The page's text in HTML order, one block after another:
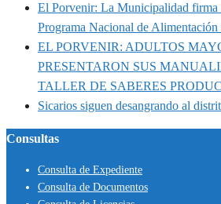
El Porvenir: La Municipalidad firma
Programa Nacional de
EL PORVENIR: ADULTOS
PRESENTARON SUS
TALLER DE SABERES
Sicarios siguen desangrando al
Consultas
Consulta de Expediente
Consulta de Documentos